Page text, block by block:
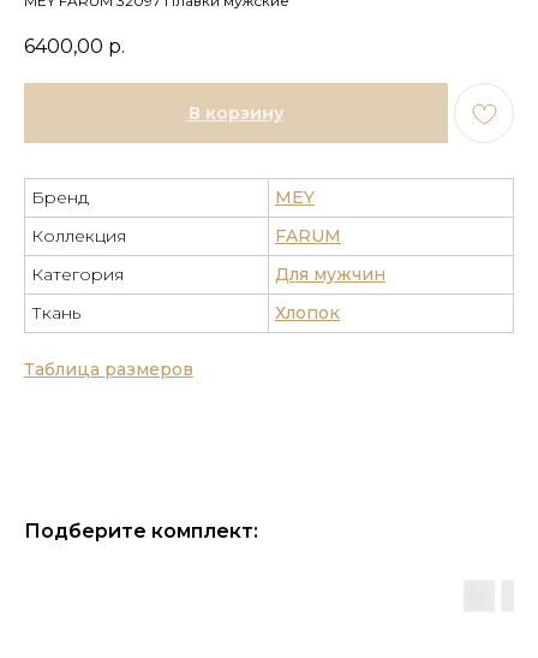
6400,00 р.
В корзину
Таблица размеров
Бренд
MEY
Коллекция
FARUM
Категория
Для мужчин
Ткань
Хлопок
Подберите комплект: